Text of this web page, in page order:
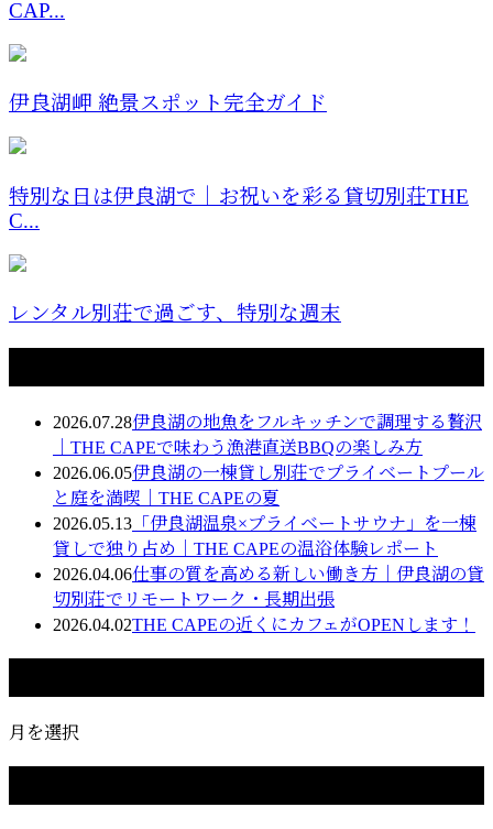
CAP...
伊良湖岬 絶景スポット完全ガイド
特別な日は伊良湖で｜お祝いを彩る貸切別荘THE
C...
レンタル別荘で過ごす、特別な週末
2026.07.28伊良湖の地魚をフルキッチンで調理する贅沢
｜THE CAPEで味わう漁港直送BBQの楽しみ方
2026.06.05伊良湖の一棟貸し別荘でプライベートプール
と庭を満喫｜THE CAPEの夏
2026.05.13 「伊良湖温泉×プライベートサウナ」を一棟
貸しで独り占め｜THE CAPEの温浴体験レポート
2026.04.06仕事の質を高める新しい働き方｜伊良湖の貸
切別荘でリモートワーク・長期出張
2026.04.02THE CAPEの近くにカフェがOPENします！
月を選択